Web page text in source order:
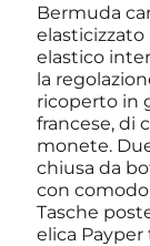
Bermuda
elastico
la
ricoperto in
francese, di
monete.
chiusa da
con
Tasche
elica Payper